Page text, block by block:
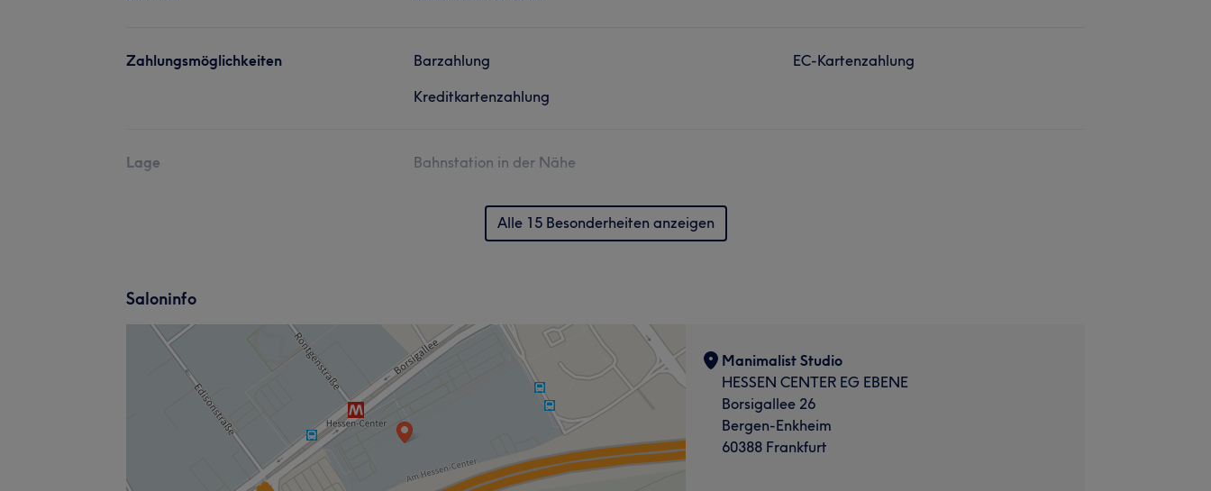
Zahlungsmöglichkeiten
Barzahlung
Kreditkartenzahlung
EC-Kartenzahlung
Lage Bahnstation in der Nähe
Alle 15 Besonderheiten anzeigen
Saloninfo
Manimalist Studio
HESSEN CENTER EG EBENE
Borsigallee 26
Bergen-Enkheim
60388 Frankfurt